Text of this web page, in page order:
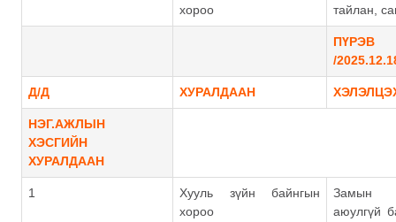
хороо
тайлан,
/
Д/Д ХУРАЛДААН
НЭГ.АЖЛЫН
ХЭСГИЙН
ХУРАЛДААН
1
Хууль зүйн байнгын
хороо
Замын
аюулгүй